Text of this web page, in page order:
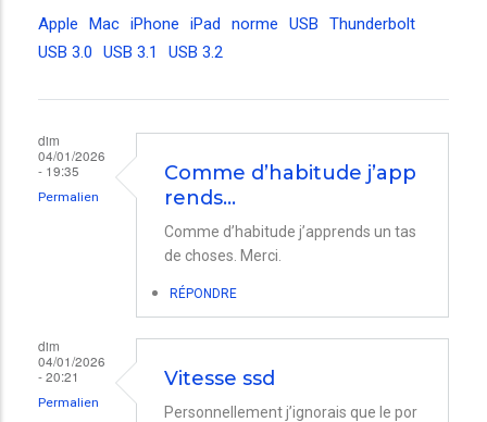
Apple
Mac iPhone iPad norme USB
Thunderbolt
USB 3.0
USB 3.1 USB 3.2
dim
04/01/2026
- 19:35
Permalien
Comme d’habitude j’app
rends…
Comme d’habitude j’apprends un tas
de choses. Merci.
RÉPONDRE
dim
04/01/2026
- 20:21
Permalien
Vitesse ssd
Personnellement j’ignorais que le por